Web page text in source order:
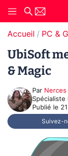
Accueil PC &
UbiSoft
& Magic
Par Nerces
Spécialiste
Publié le
Suivez-